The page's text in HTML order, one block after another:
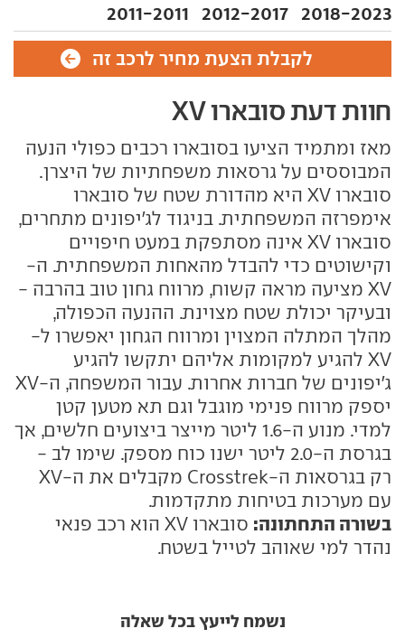
2018-2023
2012-2017
2011-2011
לקבלת הצעת מחיר לרכב זה
חוות דעת סובארו XV
מאז ומתמיד הציעו בסובארו רכבים כפולי הנעה
המבוססים על גרסאות משפחתיות של היצרן.
סובארו XV היא מהדורת שטח של סובארו
אימפרזה המשפחתית. בניגוד לג'יפונים מתחרים,
סובארו XV אינה מסתפקת במעט חיפויים
וקישוטים כדי להבדל מהאחות המשפחתית. ה-
XV מציעה מראה קשוח, מרווח גחון טוב בהרבה -
ובעיקר יכולת שטח מצוינת. ההנעה הכפולה,
מהלך המתלה המצוין ומרווח הגחון יאפשרו ל-
XV להגיע למקומות אליהם יתקשו להגיע
ג'יפונים של חברות אחרות. עבור המשפחה, ה-XV
יספק מרווח פנימי מוגבל וגם תא מטען קטן
למדי. מנוע ה-1.6 ליטר מייצר ביצועים חלשים, אך
בגרסת ה-2.0 ליטר ישנו כוח מספק. שימו לב -
רק בגרסאות ה-Crosstrek מקבלים את ה-XV
עם מערכות בטיחות מתקדמות.
בשורה התחתונה:
סובארו XV הוא רכב פנאי
נהדר למי שאוהב לטייל בשטח.
נשמח לייעץ בכל שאלה